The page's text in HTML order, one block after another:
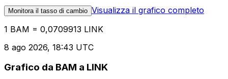
Monitora il tasso di cambio Visualizza il grafico completo
1 BAM = 0,0709913 LINK
8 ago 2026, 18:43 UTC
Grafico da BAM a LINK